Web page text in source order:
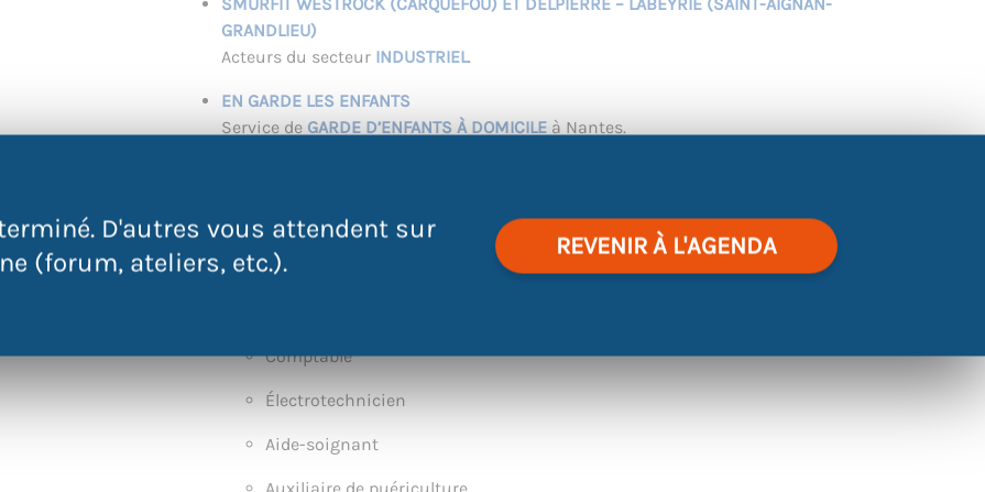
D'autres vous attendent sur
(forum, ateliers, etc.).
REVENIR À L'AGENDA
GRANDLIEU)
Acteurs du secteur INDUSTRIEL.
EN GARDE LES ENFANTS
Service de GARDE D’ENFANTS À DOMICILEà Nantes.
DÉPARTEMENT RESSOURCES HUMAINES – NANTES MÉTROPOLE
Présentation de différents
MÉTIERS ET OFFRES D’EMPLOI, tels que :
Comptable
Électrotechnicien
Aide-soignant